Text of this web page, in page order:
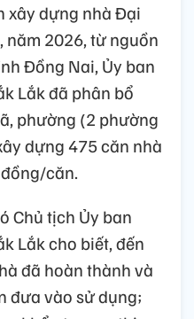
xây dựng nhà Đại
năm 2026, từ nguồn
Đồng Nai, Ủy ban
Lắk đã phân bổ
phường (2 phường
dựng 475 căn nhà
căn.
Chủ tịch Ủy ban
Lắk cho biết, đến
đã hoàn thành và
đưa vào sử dụng;